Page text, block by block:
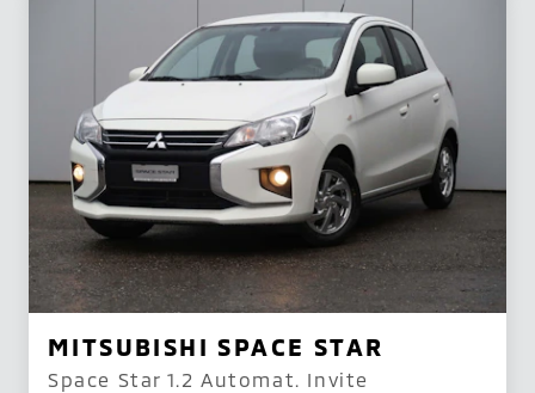
MITSUBISHI SPACE STAR
Space Star 1.2 Automat. Invite